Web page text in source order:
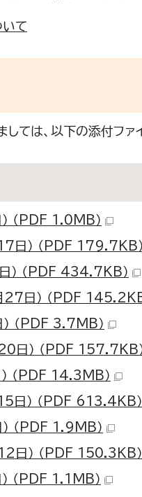
て
ては、以下の添付ファ
（PDF 1.0MB）
日） （PDF 179.7KB）
） （PDF 434.7KB）
27日） （PDF 145.2KB
（PDF 3.7MB）
日） （PDF 157.7KB
（PDF 14.3MB）
日） （PDF 613.4KB）
（PDF 1.9MB）
日） （PDF 150.3KB）
（PDF 1.1MB）